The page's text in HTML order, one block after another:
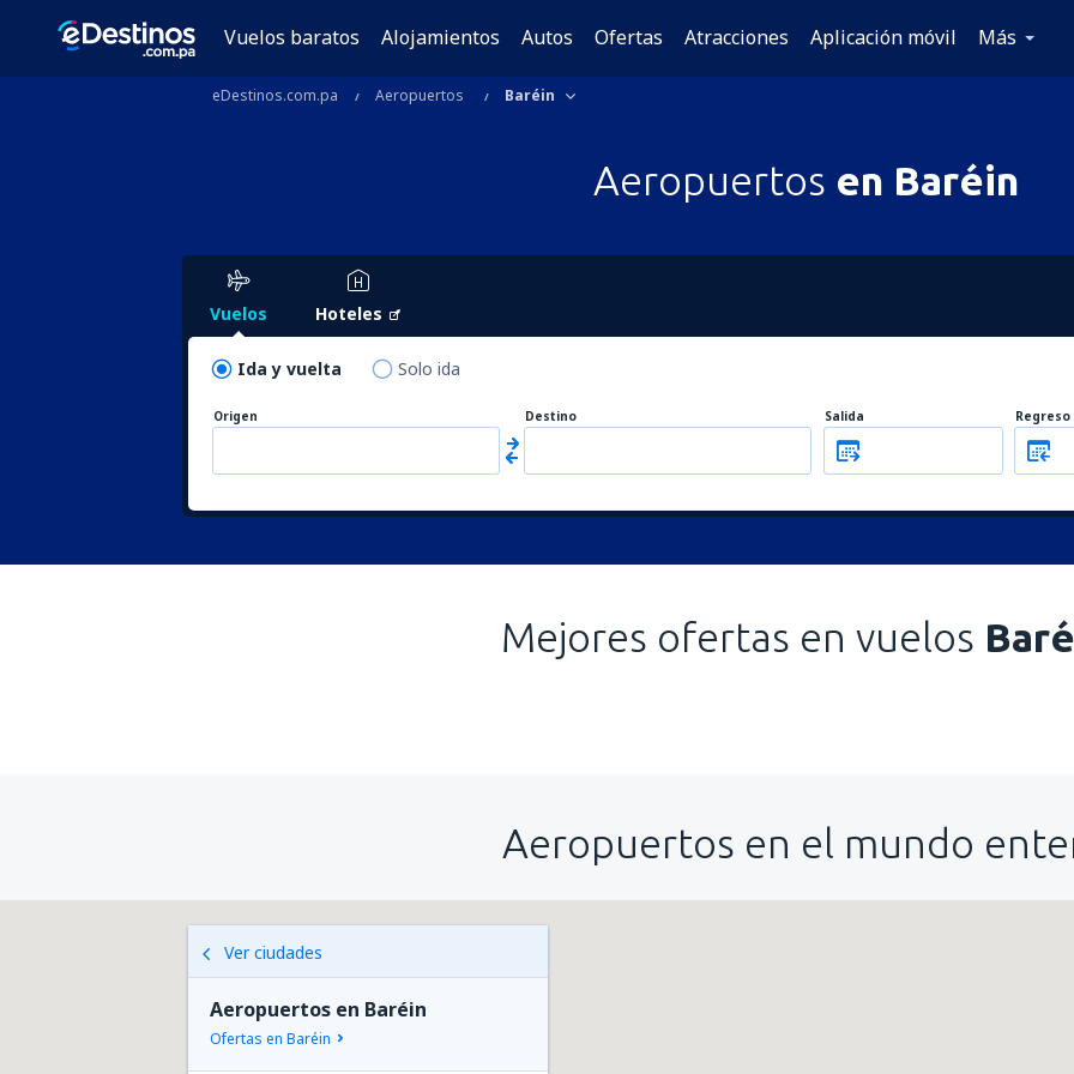
Vuelos baratos Alojamientos Autos Ofertas Atracciones Aplicación móvil Más
eDestinos.com.pa Aeropuertos Baréin
Aeropuertos en Baréin
Vuelos Hoteles
Ida y vuelta Solo ida
Origen Destino Salida Regreso
Mejores ofertas en vuelos
Aeropuertos en el mundo
Ver ciudades
Aeropuertos en Baréin
Ofertas en Baréin